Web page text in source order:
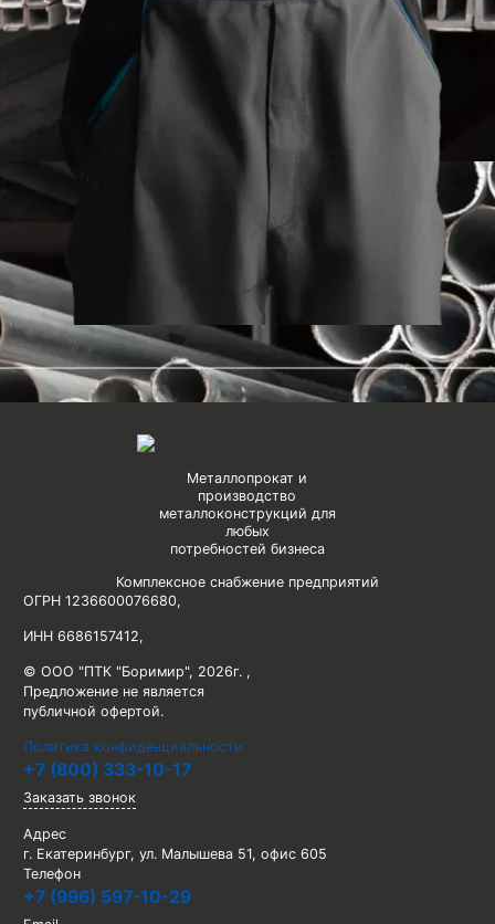
Металлопрокат и
производство
металлоконструкций для
любых
потребностей бизнеса
Комплексное снабжение предприятий
ОГРН 1236600076680,
ИНН 6686157412,
© ООО "ПТК "Боримир", 2026г. ,
Предложение не является
публичной офертой.
Политика конфиденциальности
+7 (800) 333-10-17
Заказать звонок
Адрес
г. Екатеринбург, ул. Малышева 51, офис 605
Телефон
+7 (996) 597-10-29